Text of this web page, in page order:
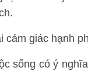
cảm giác hạnh
sống có ý